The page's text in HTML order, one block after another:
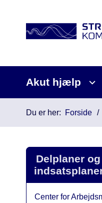
Akut hjælp
Du er her: Forside
Delplaner og
Center for